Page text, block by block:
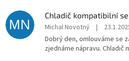
MN Michal Novotný |
Dobrý den, omlouváme se
zjednáme nápravu. Chladič